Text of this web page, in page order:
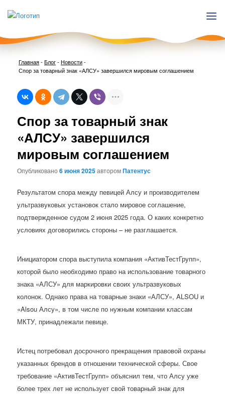
Главная-Блог- Новости-
Спор за товарный знак «АЛСУ» завершился мировым соглашением
Спор за товарный знак
«АЛСУ» завершился
мировым соглашением
Опубликовано6 июня 2025авторомПатентус
Результатом спора между певицей Алсу и производителем
ультразвуковых установок стало мировое соглашение,
подтвержденное судом 2 июня 2025 года. О каких конкретно
условиях договорились стороны – не разглашается.
Инициатором спора выступила компания «АктивТестГрупп»,
которой было необходимо право на использование товарного
знака «АЛСУ» для маркировки своих ультразвуковых
колонок. Однако права на товарные знаки «АЛСУ», ALSOU и
«Alsou Алсу», в том числе по нужным компании классам
МКТУ, принадлежали певице.
Истец потребовал досрочного прекращения правовой охраны
указанных брендов в отношении технической сферы. Свое
требование «АктивТестГрупп» объяснил тем, что Алсу уже
более трех лет не использует свой товарный знак для